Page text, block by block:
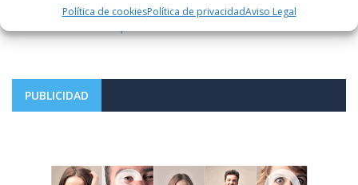
Política de cookiesPolítica de privacidadAviso Legal
Este sitio usa Akismet para reducir el spam.Aprende
PUBLICIDAD